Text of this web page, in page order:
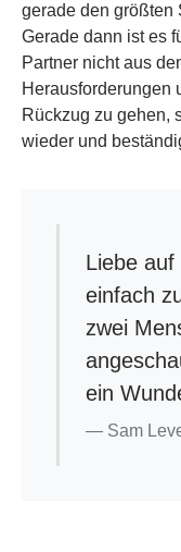
gerade den größten
Gerade dann ist es
Partner nicht aus
Herausforderungen
Rückzug zu gehen,
wieder und
Liebe
einfach
zwei
ein
Sam